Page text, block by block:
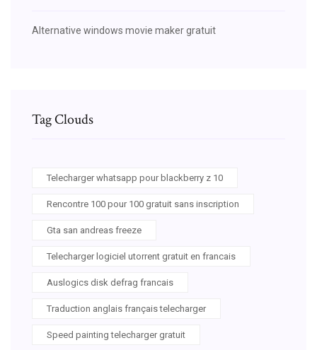
Alternative windows movie maker gratuit
Tag Clouds
Telecharger whatsapp pour blackberry z 10
Rencontre 100 pour 100 gratuit sans inscription
Gta san andreas freeze
Telecharger logiciel utorrent gratuit en francais
Auslogics disk defrag francais
Traduction anglais français telecharger
Speed painting telecharger gratuit